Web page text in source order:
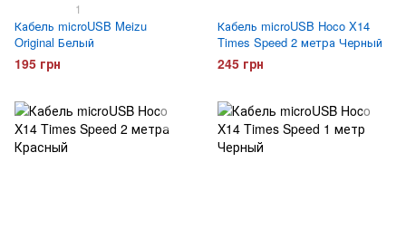
1
Кабель microUSB Meizu
Original Белый
195 грн
Кабель microUSB Hoco X14
Times Speed 2 метра Черный
245 грн